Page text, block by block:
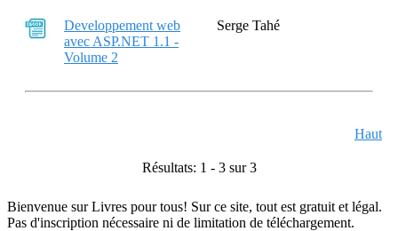
Developpement web
avec ASP.NET 1.1 -
Volume 2
Serge Tahé
Haut
Résultats: 1 - 3 sur 3
Bienvenue sur Livres pour tous! Sur ce site, tout est gratuit et légal.
Pas d'inscription nécessaire ni de limitation de téléchargement.